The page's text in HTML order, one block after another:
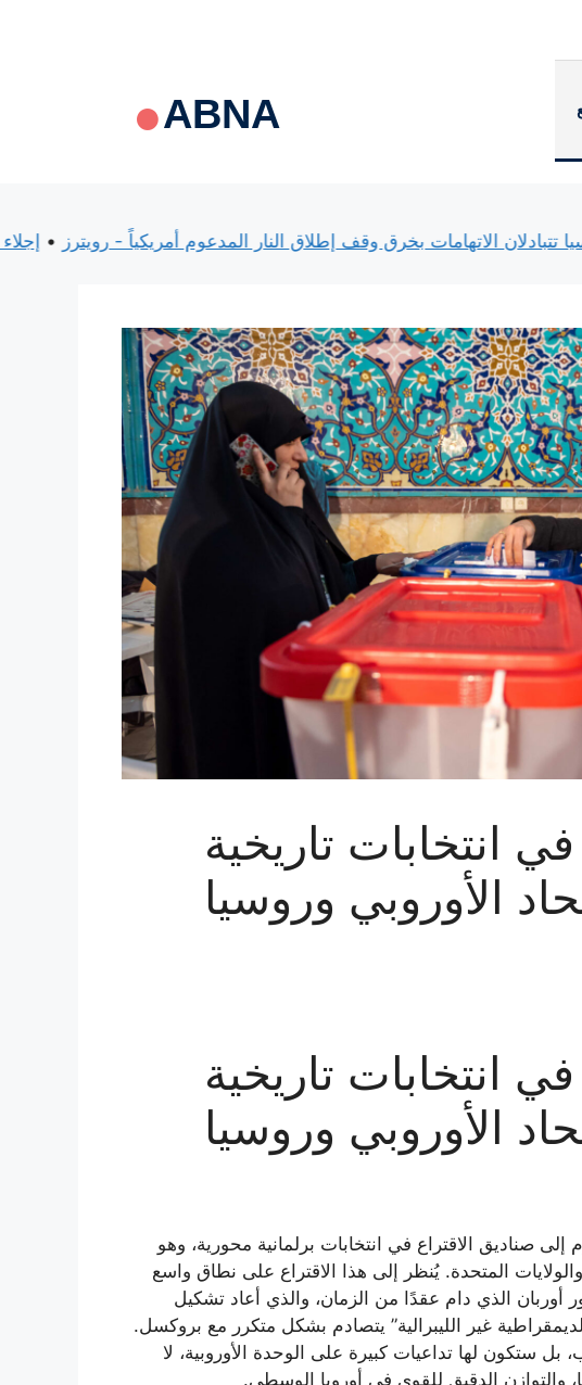
ABNA
وروسيا تتبادلان الاتهامات بخرق وقف إطلاق النار المدعوم أمريكياً - رويترز
انتخابات تاريخية
الأوروبي وروسيا
انتخابات تاريخية
الأوروبي وروسيا
إلى صناديق الاقتراع في انتخابات برلمانية محورية، وهو
المتحدة. يُنظر إلى هذا الاقتراع على نطاق واسع
أوربان الذي دام عقدًا من الزمان، والذي أعاد تشكيل
غير الليبرالية” يتصادم بشكل متكرر مع بروكسل.
ستكون لها تداعيات كبيرة على الوحدة الأوروبية، لا
والتوازن الدقيق للقوى في أوروبا الوسطى.